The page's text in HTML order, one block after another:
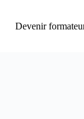
Devenir